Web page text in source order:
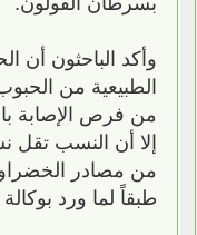
وأكد الباحثون أن
الطبيعية من
من فرص الإصابة
إلا أن النسب تقل
من مصادر
طبقاً لما ورد